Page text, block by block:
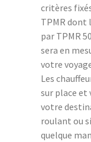
critères
TPMR dont
par TPMR
sera en
votre
Les
sur place et
votre
roulant ou
quelque